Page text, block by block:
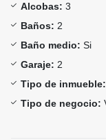
Alcobas: 3
Baños: 2
Baño medio: Si
Garaje: 2
Tipo de inmueble:
Tipo de negocio: